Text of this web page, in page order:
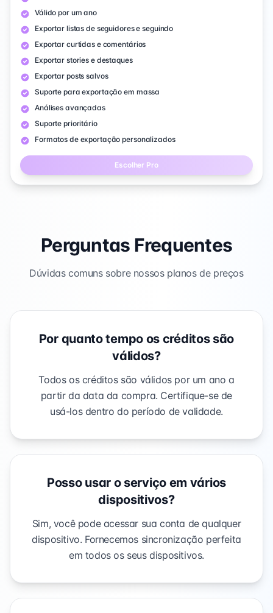
Válido por um ano
Exportar listas de seguidores e seguindo
Exportar curtidas e comentários
Exportar stories e destaques
Exportar posts salvos
Suporte para exportação em massa
Análises avançadas
Suporte prioritário
Formatos de exportação personalizados
Escolher Pro
Perguntas Frequentes
Dúvidas comuns sobre nossos planos de preços
Por quanto tempo os créditos são
válidos?
Todos os créditos são válidos por um ano a
partir da data da compra. Certifique-se de
usá-los dentro do período de validade.
Posso usar o serviço em vários
dispositivos?
Sim, você pode acessar sua conta de qualquer
dispositivo. Fornecemos sincronização perfeita
em todos os seus dispositivos.